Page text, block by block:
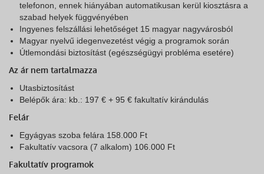
telefonon, ennek hiányában automatikusan kerül kiosztásra a
szabad helyek függvényében
Ingyenes felszállási lehetőséget 15 magyar nagyvárosból
Magyar nyelvű idegenvezetést végig a programok során
Útlemondási biztosítást (egészségügyi probléma esetére)
Az ár nem tartalmazza
Utasbiztosítást
Belépők ára: kb.: 197 € + 95 € fakultatív kirándulás
Felár
Egyágyas szoba felára 158.000 Ft
Fakultatív vacsora (7 alkalom) 106.000 Ft
Fakultatív programok